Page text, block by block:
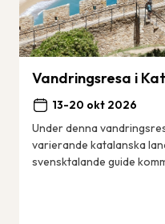
Vandringsresa i
13-20 okt 2026
Under denna
varierande katalanska
svensktalande guide